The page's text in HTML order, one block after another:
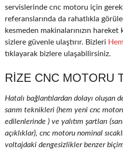
servislerinde cnc motoru için
referanslarında da rahatlıkla
kesmeden makinalarınızın
sizlere güvenle ulaştırır. Bizleri
tıklayarak bizlere ulaşabilirsiniz.
RIZE CNC MOTORU
Hatalı bağlantılardan dolayı oluşan
sarım teknikleri (hem yeni cnc
edilenlerinde ) ve yalıtım şartları
açıklıklar), cnc motoru nominal
voltajdaki dengesizlikler benzer